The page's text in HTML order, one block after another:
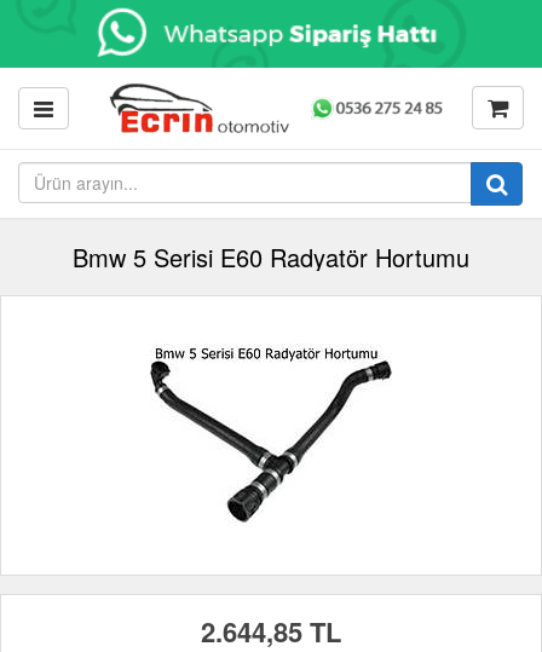
Bmw 5 Serisi E60 Radyatör Hortumu
2.644,85 TL